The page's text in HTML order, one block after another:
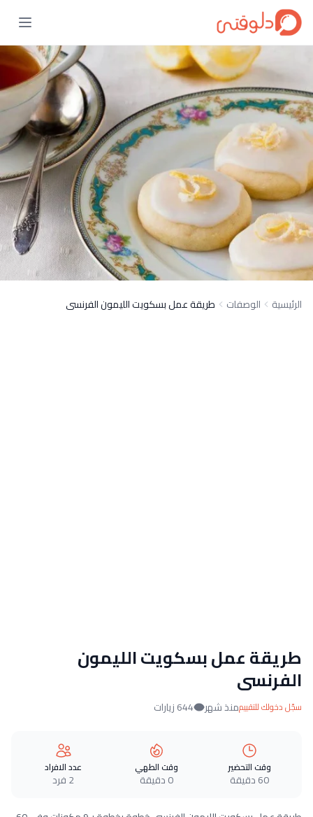
الرئيسية الوصفات طريقة عمل بسكويت الليمون الفرنسى
طريقة عمل بسكويت الليمون
الفرنسى
سجّل دخولك للتقييممنذ شهر 644 زيارات
وقت التحضير
60 دقيقة
وقت الطهي
0 دقيقة
عدد الافراد
2 فرد